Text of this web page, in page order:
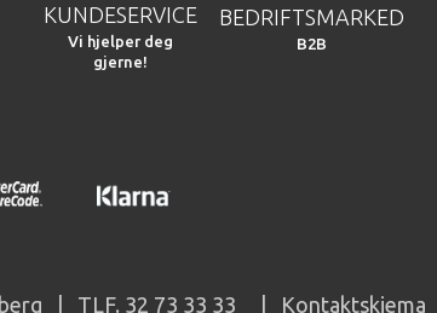
KUNDESERVICE
Vi hjelper deg
gjerne!
BEDRIFTSMARKED
B2B
| TLF. 32 73 33 33 | Kontaktskjema